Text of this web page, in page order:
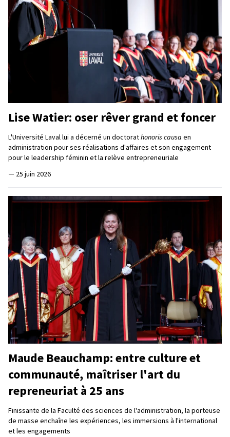
Lise Watier: oser rêver grand et foncer
L'Université Laval lui a décerné un doctorathonoris causa en
administration pour ses réalisations d'affaires et son engagement
pour le leadership féminin et la relève entrepreneuriale
— 25 juin 2026
Maude Beauchamp: entre culture et
communauté, maîtriser l'art du
repreneuriat à 25 ans
Finissante de la Faculté des sciences de l'administration, la porteuse
de masse enchaîne les expériences, les immersions à l'international
et les engagements